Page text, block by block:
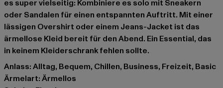
es super vielseitig: Kombiniere es solo mit Sneakern
oder Sandalen für einen entspannten Auftritt. Mit einer
lässigen Overshirt oder einem Jeans-Jacket ist das
ärmellose Kleid bereit für den Abend. Ein Essential, das
in keinem Kleiderschrank fehlen sollte.
Anlass: Alltag, Bequem, Chillen, Business, Freizeit, Basic
Ärmelart: Ärmellos